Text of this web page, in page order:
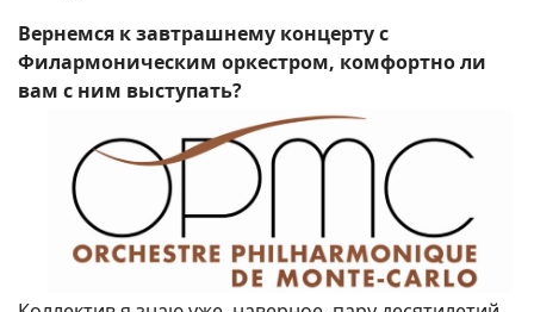
Вернемся к завтрашнему концерту с
Филармоническим оркестром, комфортно ли
вам с ним выступать?